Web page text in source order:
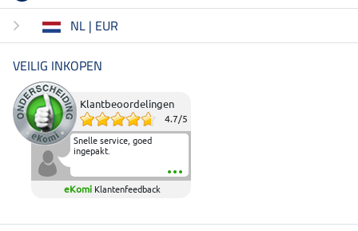
NL | EUR
VEILIG INKOPEN
Klantbeoordelingen
4.7/5
Snelle service, goed
ingepakt.
eKomi Klantenfeedback